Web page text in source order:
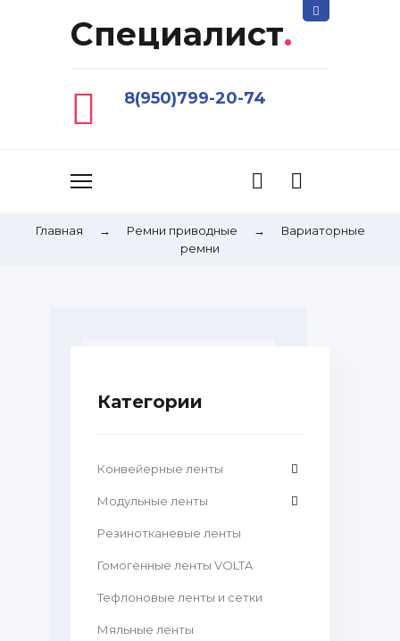
Специалист.
8(950)799-20-74
Главная → Ремни приводные →
Вариаторные
ремни
Категории
Конвейерные ленты
Модульные ленты
Резинотканевые ленты
Гомогенные ленты VOLTA
Тефлоновые ленты и сетки
Мяльные ленты